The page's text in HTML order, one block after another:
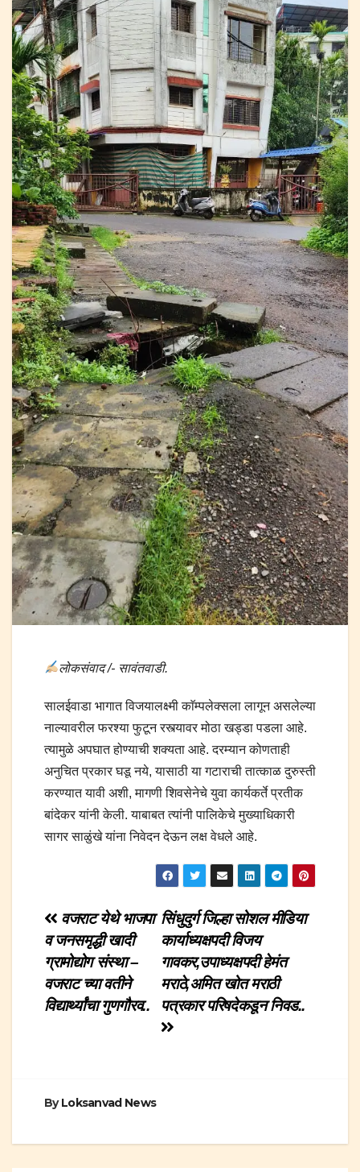
लोकसंवाद /- सावंतवाडी.
सालईवाडा भागात विजयालक्ष्मी काॅम्पलेक्सला लागून असलेल्या
नाल्यावरील फरश्या फुटून रस्त्यावर मोठा खड्डा पडला आहे.
त्यामुळे अपघात होण्याची शक्यता आहे. दरम्यान कोणताही
अनुचित प्रकार घडू नये, यासाठी या गटाराची तात्काळ दुरुस्ती
करण्यात यावी अशी, मागणी शिवसेनेचे युवा कार्यकर्ते प्रतीक
बांदेकर यांनी केली. याबाबत त्यांनी पालिकेचे मुख्याधिकारी
सागर साळुंखे यांना निवेदन देऊन लक्ष वेधले आहे.
Post
navigation
सिंधुदुर्ग जिल्हा सोशल मीडिया
कार्याध्यक्षपदी विजय
गावकर,उपाध्यक्षपदी हेमंत
मराठे,अमित खोत मराठी
पत्रकार परिषदेकडून निवड..
वजराट येथे भाजपा
व जनसमृद्धी खादी
ग्रामोद्योग संस्था –
वजराट च्या वतीने
विद्यार्थ्यांचा गुणगौरव..
ByLoksanvad News